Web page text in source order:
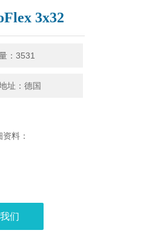
3x32
：3531
址：德国
料：
的可靠性和高性
们